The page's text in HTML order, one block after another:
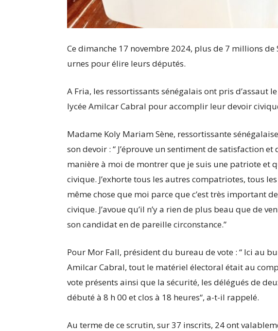
Ce dimanche 17 novembre 2024, plus de 7 millions
urnes pour élire leurs députés.
A Fria, les ressortissants sénégalais ont pris d’assaut
lycée Amilcar Cabral pour accomplir leur devoir
Madame Koly Mariam Sène, ressortissante
son devoir : “ J’éprouve un sentiment de satisfaction et
manière à moi de montrer que je suis une patriote et
civique. J’exhorte tous les autres compatriotes, tous
même chose que moi parce que c’est très important
civique. J’avoue qu’il n’y a rien de plus beau que de
son candidat en de pareille circonstance.”
Pour Mor Fall, président du bureau de vote : “ Ici au
Amilcar Cabral, tout le matériel électoral était au
vote présents ainsi que la sécurité, les délégués de
débuté à 8 h 00 et clos à 18 heures“, a-t-il rappelé.
Au terme de ce scrutin, sur 37 inscrits, 24 ont